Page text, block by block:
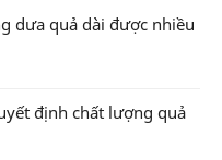
dưa quả dài được nhiều
định chất lượng quả